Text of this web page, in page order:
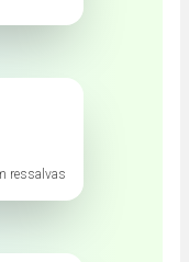
ressalvas